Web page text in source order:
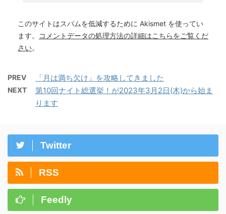
このサイトはスパムを低減するために Akismet を使ってい
ます。
コメントデータの処理方法の詳細はこちらをご覧くだ
さい。
PREV 「月は満ち欠け」を攻略してきました
NEXT
第10回ナイト総選挙！が2023年3月2日(木)から始ま
ります
Twitter
RSS
Feedly